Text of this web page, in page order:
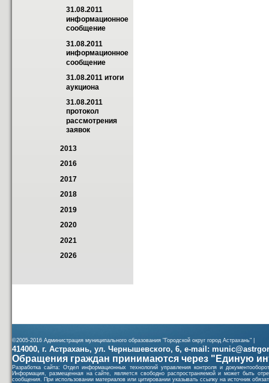
31.08.2011
информационное
сообщение
31.08.2011
информационное
сообщение
31.08.2011 итоги
аукциона
31.08.2011
протокол
рассмотрения
заявок
2013
2016
2017
2018
2019
2020
2021
2026
©2005-2016 Администрация муниципального образования "Городской округ город Астрахань" |
414000, г. Астрахань, ул. Чернышевского, 6, e-mail:
Обращения граждан принимаются через "Единую
Разработка сайта: Отдел информационных технологий управления контроля и
Информация, размещенная на сайте, является свободно распространяемой и может быть
сообщения. При использовании материалов или цитировании указывать ссылку на источник